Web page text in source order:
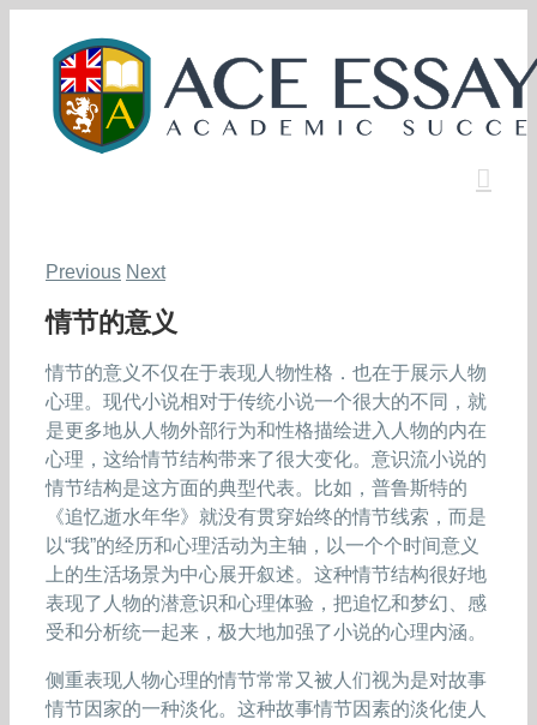
content
Previous Next
情节的意义
情节的意义不仅在于表现人物性格．也在于展示人物
心理。现代小说相对于传统小说一个很大的不同，就
是更多地从人物外部行为和性格描绘进入人物的内在
心理，这给情节结构带来了很大变化。意识流小说的
情节结构是这方面的典型代表。比如，普鲁斯特的
《追忆逝水年华》就没有贯穿始终的情节线索，而是
以“我”的经历和心理活动为主轴，以一个个时间意义
上的生活场景为中心展开叙述。这种情节结构很好地
表现了人物的潜意识和心理体验，把追忆和梦幻、感
受和分析统一起来，极大地加强了小说的心理内涵。
侧重表现人物心理的情节常常又被人们视为是对故事
情节因家的一种淡化。这种故事情节因素的淡化使人